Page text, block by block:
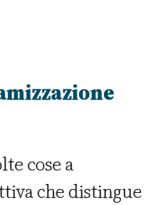
cose a
che distingue